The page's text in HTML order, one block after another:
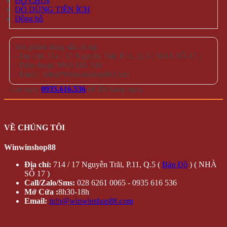
ĐỒ DÙNG TIỆN ÍCH
Đồng hồ
Sản phẩm đang sẵn có tại
- Địa chỉ: 714 / 17 Nguyễn Trãi, P.11, Q.5 ( NHÀ SỐ 17 )
- Điện thoại: 0935 616 536
- Email: Info@Winwinshop88.Com
Gọi ngay 0935.616.536 để đặt hàng ngay.
VỀ CHÚNG TÔI
Winwinshop88
Địa chỉ: 714 / 17 Nguyễn Trãi, P.11, Q.5 ( Bản Đồ ) ( NHÀ
SỐ 17 )
Call/Zalo/Sms: 028 6261 0065 - 0935 616 536
Mở Cửa :8h30-18h
Email: info@winwinshop88.com